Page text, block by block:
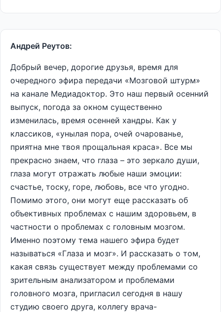
Андрей Реутов:
Добрый вечер, дорогие друзья, время для
очередного эфира передачи «Мозговой штурм»
на канале Медиадоктор. Это наш первый осенний
выпуск, погода за окном существенно
изменилась, время осенней хандры. Как у
классиков, «унылая пора, очей очарованье,
приятна мне твоя прощальная краса». Все мы
прекрасно знаем, что глаза – это зеркало души,
глаза могут отражать любые наши эмоции:
счастье, тоску, горе, любовь, все что угодно.
Помимо этого, они могут еще рассказать об
объективных проблемах с нашим здоровьем, в
частности о проблемах с головным мозгом.
Именно поэтому тема нашего эфира будет
называться «Глаза и мозг». И рассказать о том,
какая связь существует между проблемами со
зрительным анализатором и проблемами
головного мозга, пригласил сегодня в нашу
студию своего друга, коллегу врача-